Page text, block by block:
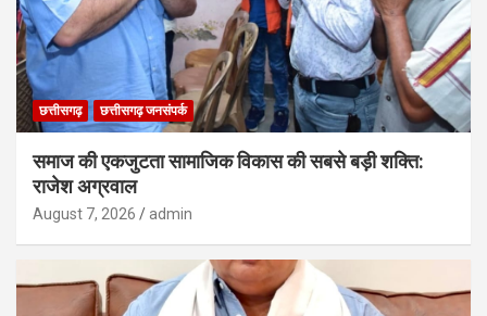
छत्तीसगढ़ छत्तीसगढ़ जनसंपर्क
समाज की एकजुटता सामाजिक विकास की सबसे बड़ी शक्ति:
राजेश अग्रवाल
August 7, 2026 admin